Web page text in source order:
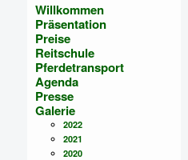
Willkommen
Präsentation
Preise
Reitschule
Pferdetransport
Agenda
Presse
Galerie
2022
2021
2020